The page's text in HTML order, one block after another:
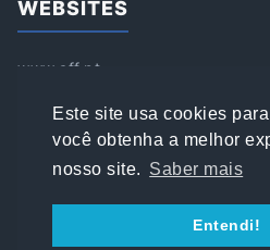
Este site usa cookies
você obtenha a melhor
nosso site. Saber mais
Entendi!
WEBSITES
www.aff.pt
www.loja.affsports.pt
PESQUISAR